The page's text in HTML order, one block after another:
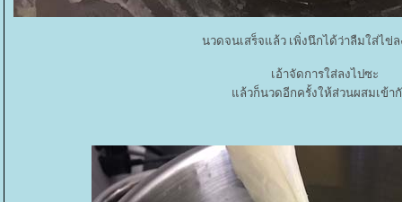
นวดจนเสร็จแล้ว เพิ่งนึกได้ว่าลืมใส่ไข่ล
เอ้าจัดการใส่ลงไปซะ
ล้วก็นวดอีกครั้งให้ส่วนผสมเข้า